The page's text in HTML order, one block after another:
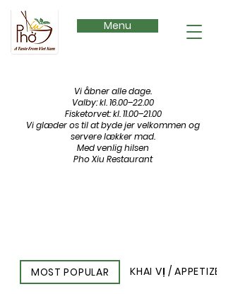
Menu
Vi åbner alle dage.
Valby: kl. 16.00–22.00
Fisketorvet: kl. 11.00–21.00
Vi glæder os til at byde jer velkommen og
servere lækker mad.
Med venlig hilsen
Pho Xiu Restaurant
MOST POPULAR KHAI VỊ / APPETIZERS